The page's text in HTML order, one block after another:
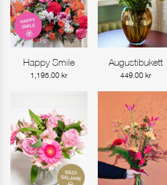
Gå till produkt
Happy Smile
1,195.00 kr
Gå till produkt
Augustibukett
449.00kr